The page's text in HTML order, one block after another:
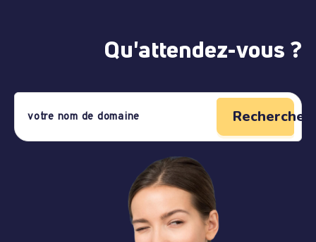
Qu'attendez-vous ?
Rechercher